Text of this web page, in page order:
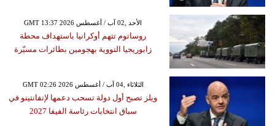
GMT 13:37 2026 الأحد ,02 آب / أغسطس
روساتوم تتهم أوكرانيا باستهداف محطة
زابوريجيا النووية بهجومين بطائرات مسيّرة
GMT 02:26 2026 الثلاثاء ,04 آب / أغسطس
ويلز تصبح أول دولة تسحب دعمها لإنفانتينو في
سباق انتخابات رئاسة الفيفا 2027